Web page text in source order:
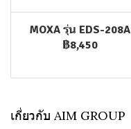
MOXA รุ่น EDS-208A
฿8,450
เกี่ยวกับ AIM GROUP